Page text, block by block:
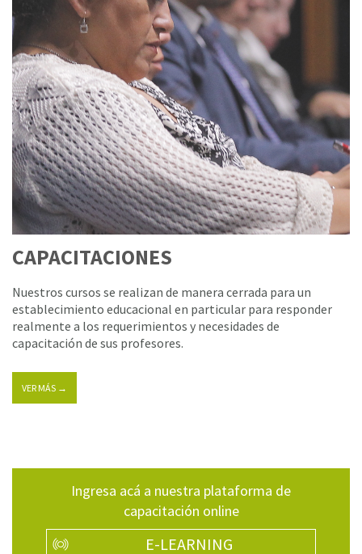
CAPACITACIONES
Nuestros cursos se realizan de manera cerrada para un
establecimiento educacional en particular para responder
realmente a los requerimientos y necesidades de
capacitación de sus profesores.
VER MÁS →
Ingresa acá a nuestra plataforma de
capacitación online
E-LEARNING